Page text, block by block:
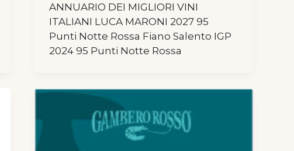
ANNUARIO DEI MIGLIORI VINI
ITALIANI LUCA MARONI 2027 95
Punti Notte Rossa Fiano Salento IGP
2024 95 Punti Notte Rossa